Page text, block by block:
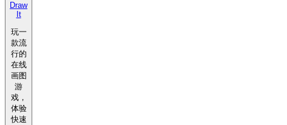
Draw
It
玩一
款流
行的
在线
画图
游
戏，
体验
快速